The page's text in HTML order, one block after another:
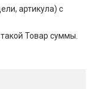
артикула) с
Товар суммы.